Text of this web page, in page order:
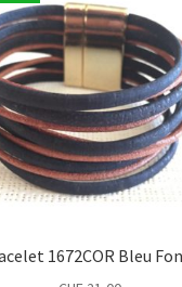
1672COR Bleu